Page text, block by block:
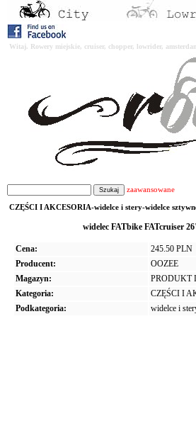
Witaj. Rowery miejskie, cruiser, chopper, lowrider,
zaawansowane
CZĘŚCI I AKCESORIA-widelce i stery-widelce
widelec FATbike FATcruiser
Cena:
245.50 PLN
Producent:
OOZEE
Magazyn:
PRODUKT
Kategoria:
CZĘŚCI I
Podkategoria:
widelce i